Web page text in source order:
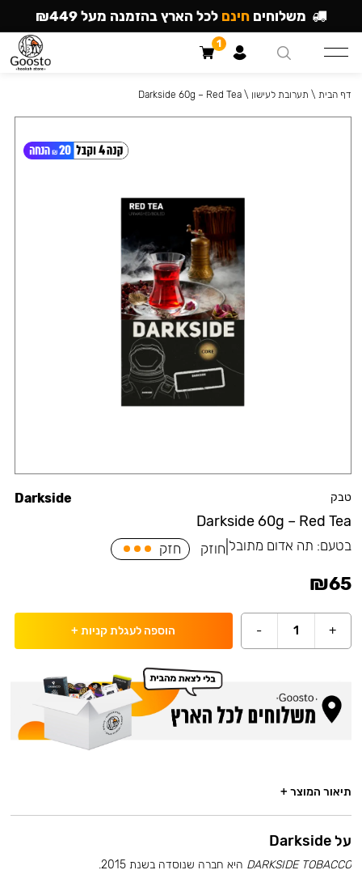
טבק
Darkside 60g – Red Tea
Darkside
בטעם: תה אדום מתובל חוזק חזק
₪65
+
1
- הוספה לעגלת קניות +
דף הבית \ תערובת לעישון \
Darkside 60g – Red Tea
תיאור המוצר +
על Darkside
DARKSIDE TOBACCO היא חברה שנוסדה בשנת 2015.
משלוחים חינם לכל הארץ בהזמנה מעל ₪449
1